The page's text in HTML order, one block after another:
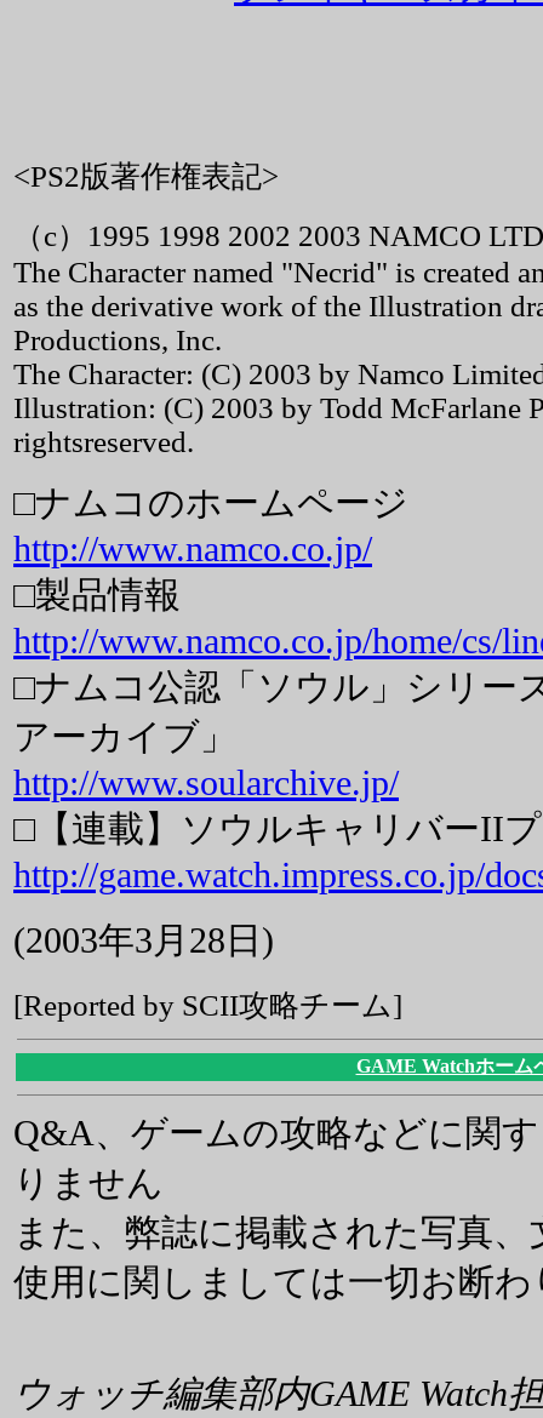
<PS2版著作権表記>
（c）1995 1998 2002 2003 NAMCO
The Character named "Necrid" is created
as the derivative work of the Illustration
Productions, Inc.
The Character: (C) 2003 by Namco
Illustration: (C) 2003 by Todd McFarlane
rightsreserved.
□ナムコのホームページ
http://www.namco.co.jp/
□製品情報
http://www.namco.co.jp/home/cs/
□ナムコ公認「ソウル」シリー
アーカイブ」
http://www.soularchive.jp/
□【連載】ソウルキャリバーII
http://game.watch.impress.co.jp/
(2003年3月28日)
[Reported by SCII攻略チーム]
GAME Watchホーム
Q&A、ゲームの攻略などに関
りません
また、弊誌に掲載された写真
使用に関しましては一切お断
ウォッチ編集部内GAME Watch